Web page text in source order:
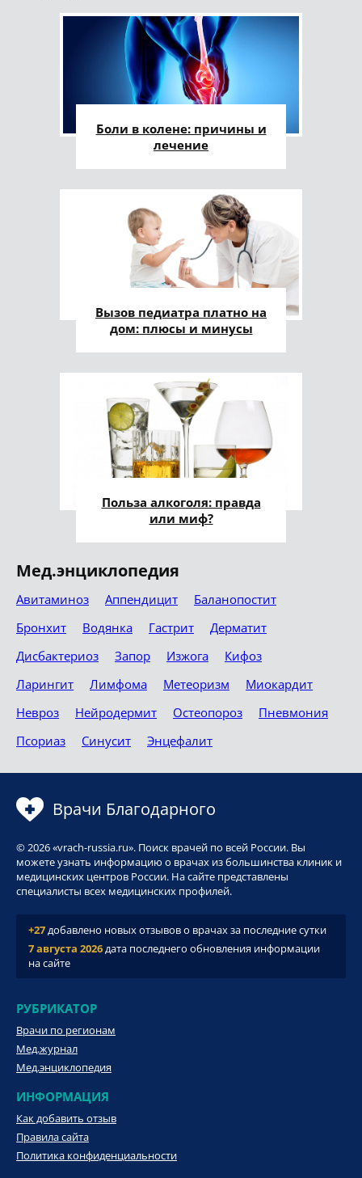
Боли в колене: причины и
лечение
Вызов педиатра платно на
дом: плюсы и минусы
Польза алкоголя: правда
или миф?
Мед.энциклопедия
Авитаминоз Аппендицит
Баланопостит
Бронхит
Водянка Гастрит
Дерматит
Дисбактериоз
Запор Изжога
Кифоз
Ларингит
Лимфома Метеоризм
Миокардит
Невроз
Нейродермит Остеопороз
Пневмония
Псориаз
Синусит Энцефалит
Врачи Благодарного
© 2026 «vrach-russia.ru». Поиск врачей по всей России. Вы
можете узнать информацию о врачах из большинства клиник и
медицинских центров России. На сайте представлены
специалисты всех медицинских профилей.
+27добавлено новых отзывов о врачах за последние сутки
7 августа 2026дата последнего обновления информации
на сайте
РУБРИКАТОР
Врачи по регионам
Мед.журнал
Мед.энциклопедия
ИНФОРМАЦИЯ
Как добавить отзыв
Правила сайта
Политика конфиденциальности